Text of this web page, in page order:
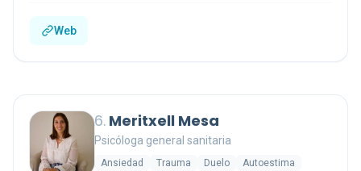
Web
6. Meritxell Mesa
Psicóloga general sanitaria
Ansiedad Trauma Duelo
Autoestima